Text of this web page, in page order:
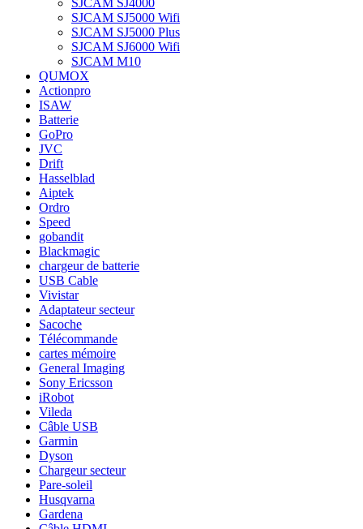
SJCAM SJ4000
SJCAM SJ5000 Wifi
SJCAM SJ5000 Plus
SJCAM SJ6000 Wifi
SJCAM M10
QUMOX
Actionpro
ISAW
Batterie
GoPro
JVC
Drift
Hasselblad
Aiptek
Ordro
Speed
gobandit
Blackmagic
chargeur de batterie
USB Cable
Vivistar
Adaptateur secteur
Sacoche
Télécommande
cartes mémoire
General Imaging
Sony Ericsson
iRobot
Vileda
Câble USB
Garmin
Dyson
Chargeur secteur
Pare-soleil
Husqvarna
Gardena